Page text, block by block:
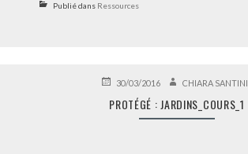
Publié dans Ressources
PUBLIÉ30/03/2016 AUTEUR
CHIARA SANTINI
PROTÉGÉ : JARDINS_COURS_1